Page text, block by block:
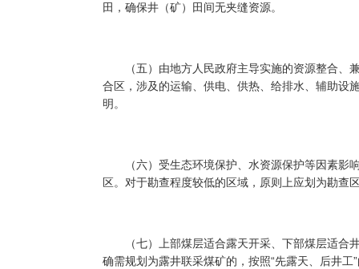
田，确保井（矿）田间无夹缝资源。
（五）由地方人民政府主导实施的资源整合、
合区，涉及的运输、供电、供热、给排水、辅助设
明。
（六）受生态环境保护、水资源保护等因素影
区。对于勘查程度较低的区域，原则上应划为勘查
（七）上部煤层适合露天开采、下部煤层适合
确需规划为露井联采煤矿的，按照“先露天、后井